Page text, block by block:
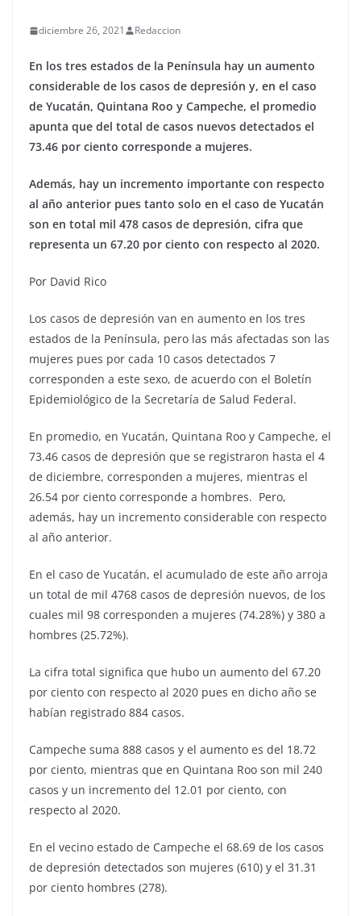
diciembre 26, 2021 Redaccion
En los tres estados de la Península hay un aumento
considerable de los casos de depresión y, en el caso
de Yucatán, Quintana Roo y Campeche, el promedio
apunta que del total de casos nuevos detectados el
73.46 por ciento corresponde a mujeres.
Además, hay un incremento importante con respecto
al año anterior pues tanto solo en el caso de Yucatán
son en total mil 478 casos de depresión, cifra que
representa un 67.20 por ciento con respecto al 2020.
Por David Rico
Los casos de depresión van en aumento en los tres
estados de la Península, pero las más afectadas son las
mujeres pues por cada 10 casos detectados 7
corresponden a este sexo, de acuerdo con el Boletín
Epidemiológico de la Secretaría de Salud Federal.
En promedio, en Yucatán, Quintana Roo y Campeche, el
73.46 casos de depresión que se registraron hasta el 4
de diciembre, corresponden a mujeres, mientras el
26.54 por ciento corresponde a hombres. Pero,
además, hay un incremento considerable con respecto
al año anterior.
En el caso de Yucatán, el acumulado de este año arroja
un total de mil 4768 casos de depresión nuevos, de los
cuales mil 98 corresponden a mujeres (74.28%) y 380 a
hombres (25.72%).
La cifra total significa que hubo un aumento del 67.20
por ciento con respecto al 2020 pues en dicho año se
habían registrado 884 casos.
Campeche suma 888 casos y el aumento es del 18.72
por ciento, mientras que en Quintana Roo son mil 240
casos y un incremento del 12.01 por ciento, con
respecto al 2020.
En el vecino estado de Campeche el 68.69 de los casos
de depresión detectados son mujeres (610) y el 31.31
por ciento hombres (278).